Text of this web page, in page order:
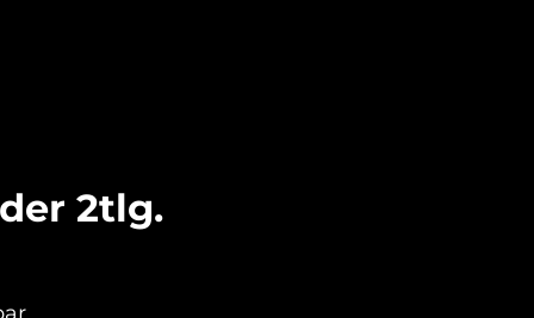
2tlg.